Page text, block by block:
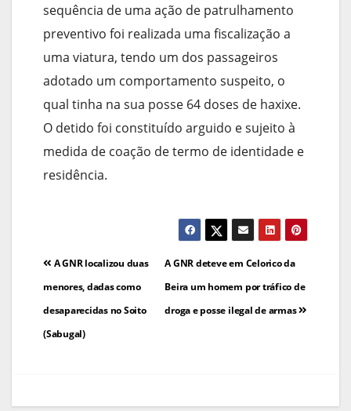
sequência de uma ação de patrulhamento
preventivo foi realizada uma fiscalização a
uma viatura, tendo um dos passageiros
adotado um comportamento suspeito, o
qual tinha na sua posse 64 doses de haxixe.
O detido foi constituído arguido e sujeito à
medida de coação de termo de identidade e
residência.
Navegação
de
artigos
A GNR deteve em Celorico da
Beira um homem por tráfico de
droga e posse ilegal de armas
A GNR localizou duas
menores, dadas como
desaparecidas no Soito
(Sabugal)